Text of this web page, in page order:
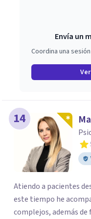
Envía un
Coordina una
14
Atiendo a pacientes
este tiempo he
complejos, además